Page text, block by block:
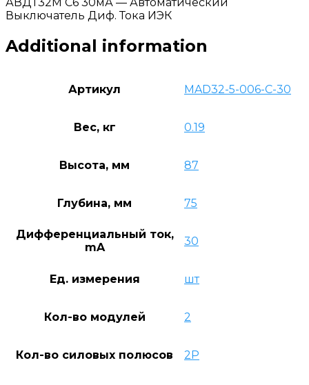
Выключатель Диф. Тока ИЭК
Additional information
Артикул MAD32-5-006-C-30
Вес, кг 0.19
Высота, мм 87
Глубина, мм 75
Дифференциальный ток,
mA
30
Ед. измерения шт
Кол-во модулей 2
Кол-во силовых полюсов 2P